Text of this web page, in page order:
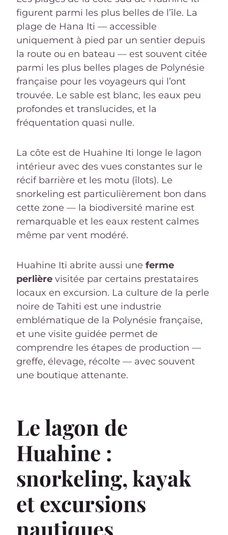
figurent parmi les plus belles de l’île. La
plage de Hana Iti — accessible
uniquement à pied par un sentier depuis
la route ou en bateau — est souvent citée
parmi les plus belles plages de Polynésie
française pour les voyageurs qui l’ont
trouvée. Le sable est blanc, les eaux peu
profondes et translucides, et la
fréquentation quasi nulle.
La côte est de Huahine Iti longe le lagon
intérieur avec des vues constantes sur le
récif barrière et les motu (îlots). Le
snorkeling est particulièrement bon dans
cette zone — la biodiversité marine est
remarquable et les eaux restent calmes
même par vent modéré.
Huahine Iti abrite aussi une ferme
perlière visitée par certains prestataires
locaux en excursion. La culture de la perle
noire de Tahiti est une industrie
emblématique de la Polynésie française,
et une visite guidée permet de
comprendre les étapes de production —
greffe, élevage, récolte — avec souvent
une boutique attenante.
Le lagon de
Huahine :
snorkeling, kayak
et excursions
nautiques